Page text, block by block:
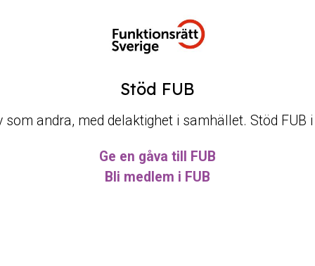
Stöd FUB
som andra, med delaktighet i samhället. Stöd FUB
Ge en gåva till FUB
Bli medlem i FUB